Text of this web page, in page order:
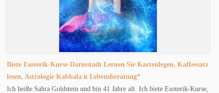
Biete Esoterik-Kurse Darmstadt Lernen Sie Kartenlegen, Kaffeesatz
lesen, Astrologie Kabbala u Lebensberatung*
Ich heiße Sahra Goldstein und bin 41 Jahre alt. Ich biete Esoterik-Kurse,